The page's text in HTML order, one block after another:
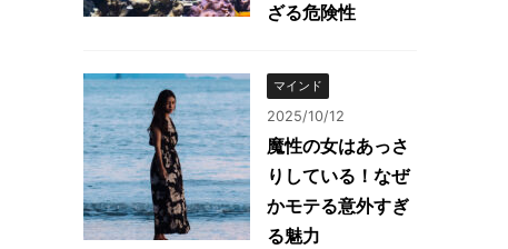
ざる危険性
マインド
2025/10/12
魔性の女はあっさ
りしている！なぜ
かモテる意外すぎ
る魅力